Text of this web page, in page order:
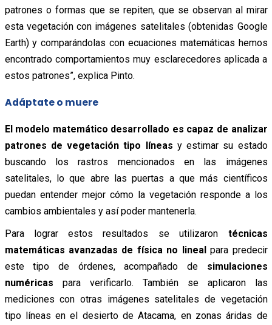
patrones o formas que se repiten, que se observan al mirar
esta vegetación con imágenes satelitales (obtenidas Google
Earth) y comparándolas con ecuaciones matemáticas hemos
encontrado comportamientos muy esclarecedores aplicada a
estos patrones”, explica Pinto.
Adáptate o muere
El modelo matemático desarrollado es capaz de analizar
patrones de vegetación tipo líneas y estimar su estado
buscando los rastros mencionados en las imágenes
satelitales, lo que abre las puertas a que más científicos
puedan entender mejor cómo la vegetación responde a los
cambios ambientales y así poder mantenerla.
Para lograr estos resultados se utilizaron técnicas
matemáticas avanzadas de física no linealpara predecir
este tipo de órdenes, acompañado de simulaciones
numéricas para verificarlo. También se aplicaron las
mediciones con otras imágenes satelitales de vegetación
tipo líneas en el desierto de Atacama, en zonas áridas de